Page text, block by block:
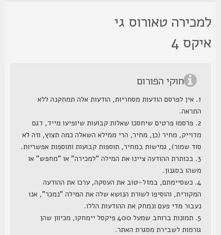
טאורוס גי
4
חוקי הפורום
1. אין לפרסם הודעות מסחריות, הודעות אלה תמחקנה ללא
התראה.
2. פרסמו פרטים שיחסכו שאלות קבועות שיופיעו מייד, דגם
מדוייק, מחיר (כן, מחיר, הרי ממילא השאלה כמה תצוץ, וזה לא
סוד שמור), גמישות במחיר, תוספות קבועות ותוספות אפשריות.
3. בכותרת ההודעה ציינו את המילה "למכירה" או "מחפש" או
משהו בסגנון.
4. כשסיימתם, במזל-טוב את העסקה, ערכו את ההודעה
המקורית, והוסיפו לשורת הנושא שלה את המילה "נמכר", אנו
נעבור מדי פעם ונמחק את ההודעות הללו.
5. תמונות ברוחב שמעל 400 פיקסל יימחקו, מכיוון שהן
גורמות לשבירת מסגרת האתר.